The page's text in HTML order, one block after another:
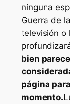
ninguna
Guerra de
televisión o
bien
página
momento.